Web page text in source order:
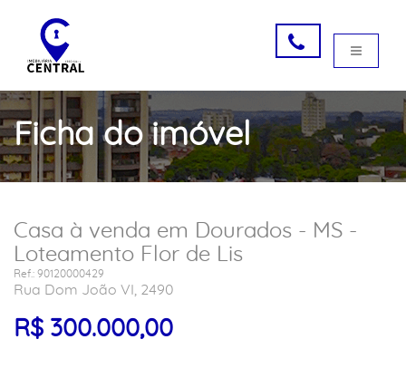
Ficha do imóvel
Casa à venda em Dourados - MS -
Loteamento Flor de Lis
Ref.: 90120000429
Rua Dom João VI, 2490
R$ 300.000,00